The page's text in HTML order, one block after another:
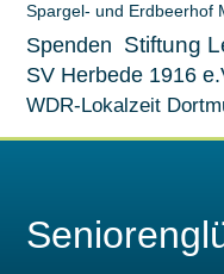
Spargel- und Erdbeerhof
Spenden Stiftung
SV Herbede 1916
WDR-Lokalzeit